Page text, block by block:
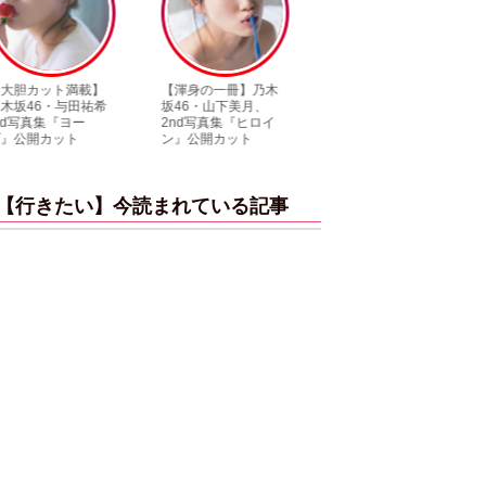
【渾身の一冊】乃木
坂46・山下美月、
2nd写真集『ヒロイ
ン』公開カット
【超貴重】デビュー
前の初々しい姿が見
られる「ILLIT」のセ
ルカ独占公開
【行きたい】今読まれている記事